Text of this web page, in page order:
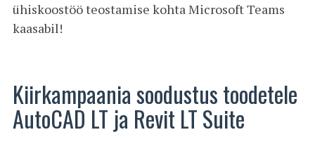
ühiskoostöö teostamise kohta Microsoft Teams
kaasabil!
Kiirkampaania soodustus toodetele
AutoCAD LT ja Revit LT Suite